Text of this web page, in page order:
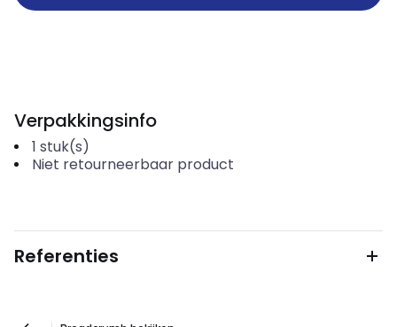
Verpakkingsinfo
1 stuk(s)
Niet retourneerbaar product
Referenties